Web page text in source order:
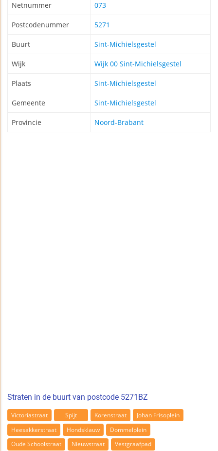
Netnummer 073
Postcodenummer 5271
Buurt Sint-Michielsgestel
Wijk Wijk 00 Sint-Michielsgestel
Plaats Sint-Michielsgestel
Gemeente Sint-Michielsgestel
Provincie Noord-Brabant
Straten in de buurt van postcode 5271BZ
Victoriastraat Spijt Korenstraat
Johan Frisoplein
Heesakkerstraat
Hondsklauw
Dommelplein
Oude Schoolstraat
Nieuwstraat Vestgraafpad